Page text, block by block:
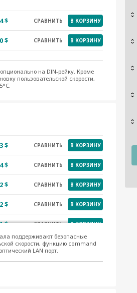
$ СРАВНИТЬ В КОРЗИНУ
$
$ СРАВНИТЬ В КОРЗИНУ
$ СРАВНИТЬ В КОРЗИНУ
$ СРАВНИТЬ В КОРЗИНУ
$ СРАВНИТЬ В КОРЗИНУ
$ СРАВНИТЬ В КОРЗИНУ
$ СРАВНИТЬ В КОРЗИНУ
$ СРАВНИТЬ В КОРЗИНУ
на DIN-рейку. Кроме
пользовательской скорости,
$ СРАВНИТЬ В КОРЗИНУ
$ СРАВНИТЬ В КОРЗИНУ
$ СРАВНИТЬ В КОРЗИНУ
$ СРАВНИТЬ В КОРЗИНУ
$ СРАВНИТЬ В КОРЗИНУ
$ СРАВНИТЬ В КОРЗИНУ
поддерживают безопасные
скорости, функцию command
LAN порт.